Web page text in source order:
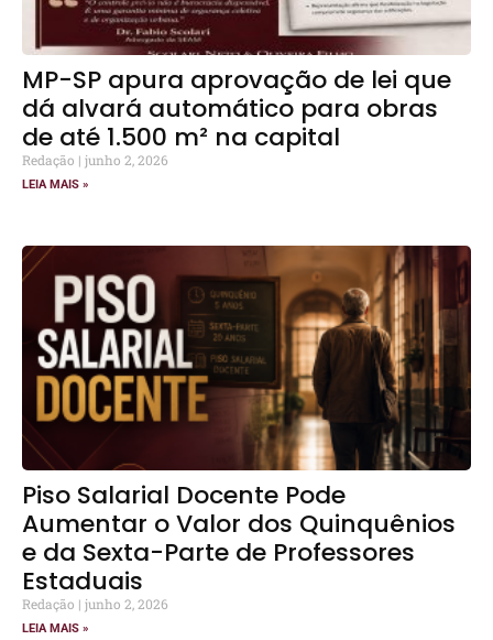
MP-SP apura aprovação de lei que
dá alvará automático para obras
de até 1.500 m² na capital
Redação junho 2, 2026
LEIA MAIS »
Piso Salarial Docente Pode
Aumentar o Valor dos Quinquênios
e da Sexta-Parte de Professores
Estaduais
Redação junho 2, 2026
LEIA MAIS »